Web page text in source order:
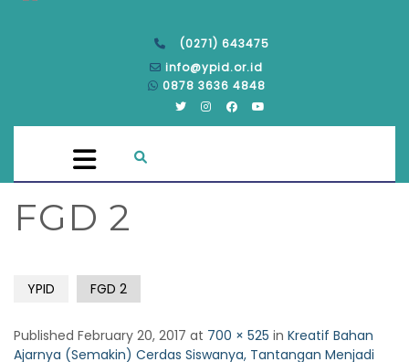
(0271) 643475
info@ypid.or.id
0878 3636 4848
FGD 2
YPID FGD 2
Published February 20, 2017 at 700 × 525 in Kreatif Bahan
Ajarnya (Semakin) Cerdas Siswanya, Tantangan Menjadi